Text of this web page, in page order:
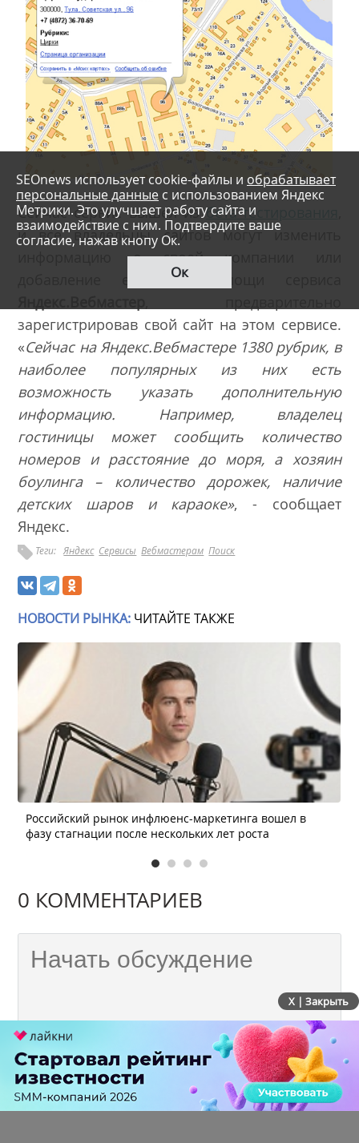
Сейчас сервис вышел избета-тестирования
и все владельцы сайтов могут изменить
информацию о своей компании или
добавление её при помощи сервиса
зарегистрировав свой сайт на этом сервисе.
«Сейчас на Яндекс.Вебмастере 1380 рубрик, в
наиболее популярных из них есть
возможность указать дополнительную
информацию. Например, владелец
гостиницы может сообщить количество
номеров и расстояние до моря, а хозяин
боулинга – количество дорожек, наличие
детских шаров и караоке», - сообщает
Яндекс.
Теги: Яндекс Сервисы Вебмастерам Поиск
SEOnews использует cookie-файлы и обрабатывает
персональные данные с использованием Яндекс
Метрики. Это улучшает работу сайта и
взаимодействие с ним. Подтвердите ваше
согласие, нажав кнопу Ок.
Ок
НОВОСТИ РЫНКА: ЧИТАЙТЕ ТАКЖЕ
Российский рынок инфлюенс-маркетинга вошел в
фазу стагнации после нескольких лет роста
0 КОММЕНТАРИЕВ
X | Закрыть